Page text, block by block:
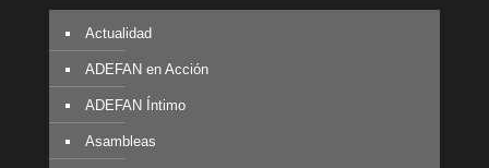
Actualidad
ADEFAN en Acción
ADEFAN Íntimo
Asambleas